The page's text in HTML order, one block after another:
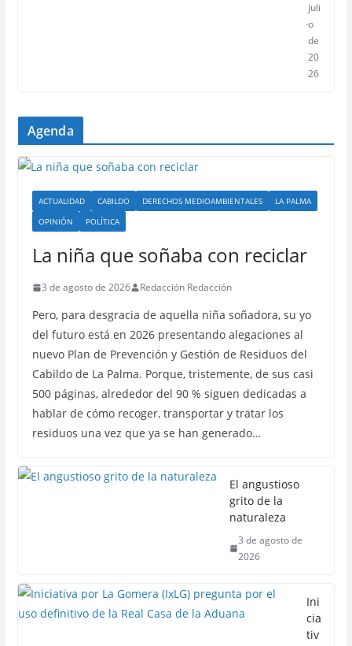
juli
o
de
20
26
Agenda
ACTUALIDAD CABILDO DERECHOS MEDIOAMBIENTALES
LA PALMA
OPINIÓN
POLÍTICA
La niña que soñaba con reciclar
3 de agosto de 2026 Redacción Redacción
Pero, para desgracia de aquella niña soñadora, su yo
del futuro está en 2026 presentando alegaciones al
nuevo Plan de Prevención y Gestión de Residuos del
Cabildo de La Palma. Porque, tristemente, de sus casi
500 páginas, alrededor del 90 % siguen dedicadas a
hablar de cómo recoger, transportar y tratar los
residuos una vez que ya se han generado…
El angustioso
grito de la
naturaleza
3 de agosto de
2026
Ini
cia
tiv